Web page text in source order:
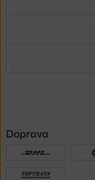
Doprava